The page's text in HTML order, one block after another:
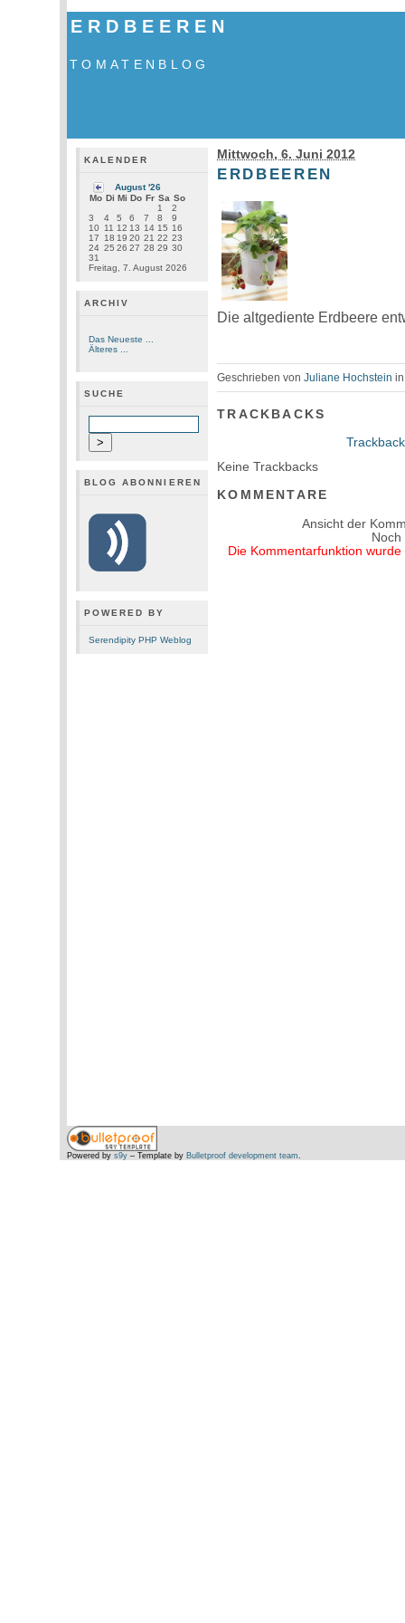
ERDBEEREN
TOMATENBLOG
KALENDER
August '26
Mo Di Mi Do Fr Sa So
Freitag, 7. August 2026
1
2
3
4 5 6 7 8
9
10 11 12 13 14 15 16
17 18 19 20 21 22 23
24 25 26 27 28 29 30
31
ARCHIV
Das Neueste ...
Älteres ...
SUCHE
BLOG ABONNIEREN
POWERED BY
Serendipity PHP Weblog
Mittwoch, 6. Juni 2012
ERDBEEREN
Die altgediente Erdbeere
Geschrieben vonJuliane Hochstein
TRACKBACKS
Keine Trackbacks
KOMMENTARE
Ansicht der
Die Kommentarfunktion
Powered by s9y– Template by Bulletproof development team.